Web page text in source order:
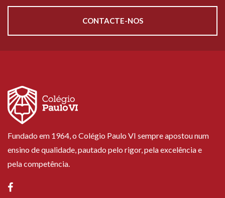
CONTACTE-NOS
Fundado em 1964, o Colégio Paulo VI sempre apostou num
ensino de qualidade, pautado pelo rigor, pela excelência e
pela competência.